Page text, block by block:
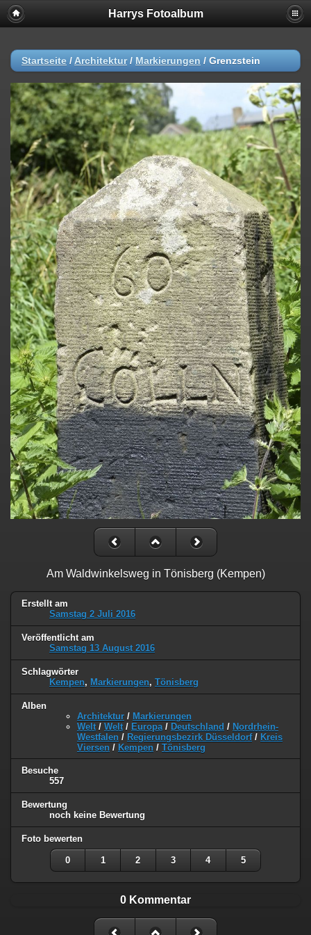
Harrys Fotoalbum
Startseite / Architektur/ Markierungen / Grenzstein
Am Waldwinkelsweg in Tönisberg (Kempen)
Erstellt am
Samstag 2 Juli 2016
Veröffentlicht am
Samstag 13 August 2016
Schlagwörter
Kempen, Markierungen, Tönisberg
Alben
Architektur / Markierungen
Welt / Welt / Europa / Deutschland / Nordrhein-
Westfalen / Regierungsbezirk Düsseldorf/ Kreis
Viersen / Kempen / Tönisberg
Besuche
557
Bewertung
noch keine Bewertung
Foto bewerten
0 1 2 3 4 5
0 Kommentar